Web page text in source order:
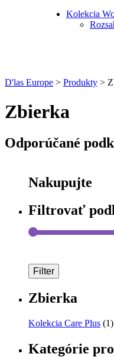
Kolekcia
D'las Europe > Produkty >
Zbierka
Odporúčané
Nakupujte
Filtrovať
Filter
Zbierka
Kolekcia Care Plus (1)
Kategórie